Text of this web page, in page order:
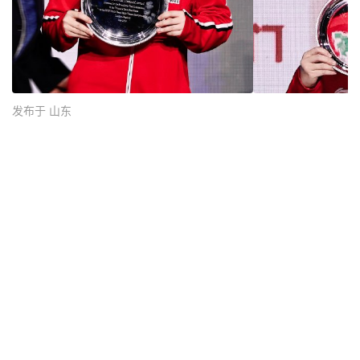
发布于 山东